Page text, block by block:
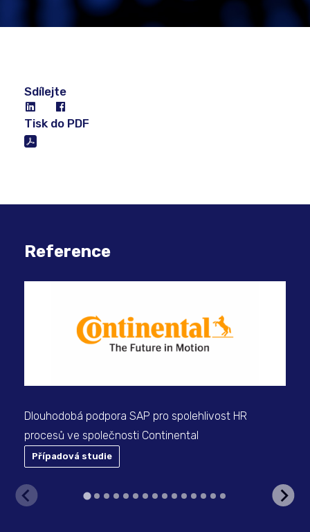
Sdílejte
Tisk do PDF
Reference
Dlouhodobá podpora SAP pro spolehlivost HR
procesů ve společnosti Continental
Případová studie